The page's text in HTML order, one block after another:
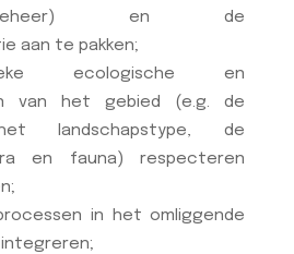
en de
aan te pakken;
ecologische en
van het gebied (e.g. de
landschapstype, de
en fauna) respecteren
in het omliggende
integreren;